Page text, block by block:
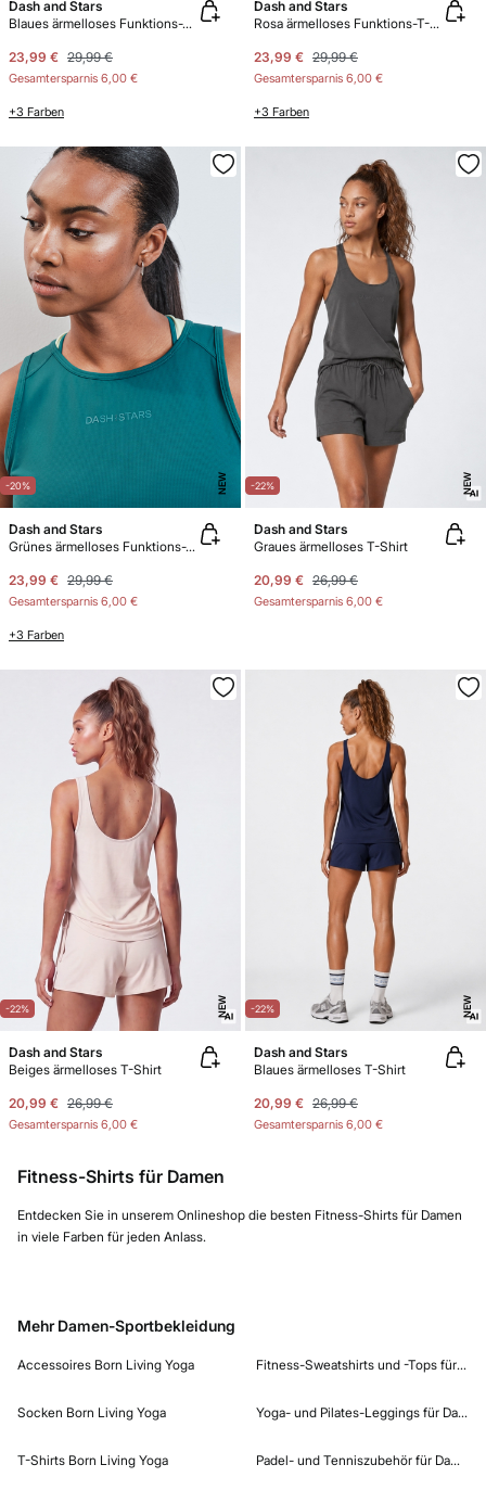
Dash and Stars
Blaues ärmelloses Funktions-T-Shirt
23,99 € 29,99 €
Gesamtersparnis 6,00 €
+3 Farben
Dash and Stars
Rosa ärmelloses Funktions-T-Shirt
23,99 € 29,99 €
Gesamtersparnis 6,00 €
+3 Farben
-20% NEW
Dash and Stars
Grünes ärmelloses Funktions-T-Shirt
23,99 € 29,99 €
Gesamtersparnis 6,00 €
+3 Farben
-22% NEW
Dash and Stars
Graues ärmelloses T-Shirt
20,99 € 26,99 €
Gesamtersparnis 6,00 €
-22% NEW
Dash and Stars
Beiges ärmelloses T-Shirt
20,99 € 26,99 €
Gesamtersparnis 6,00 €
-22% NEW
Dash and Stars
Blaues ärmelloses T-Shirt
20,99 € 26,99 €
Gesamtersparnis 6,00 €
Fitness-Shirts für Damen
Entdecken Sie in unserem Onlineshop die besten Fitness-Shirts für Damen
in viele Farben für jeden Anlass.
Mehr Damen-Sportbekleidung
Accessoires Born Living Yoga
Socken Born Living Yoga
T-Shirts Born Living Yoga
Fitness-Sweatshirts und -Tops für
Yoga- und Pilates-Leggings für Damen
Padel- und Tenniszubehör für Damen